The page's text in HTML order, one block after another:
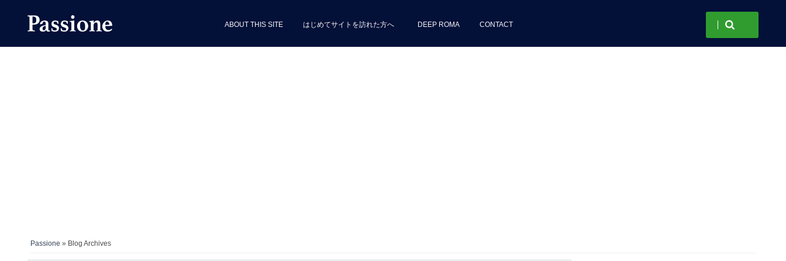
ABOUT THIS SITE はじめてサイトを訪れた方へ DEEP ROMA CONTACT
Passione » Blog Archives